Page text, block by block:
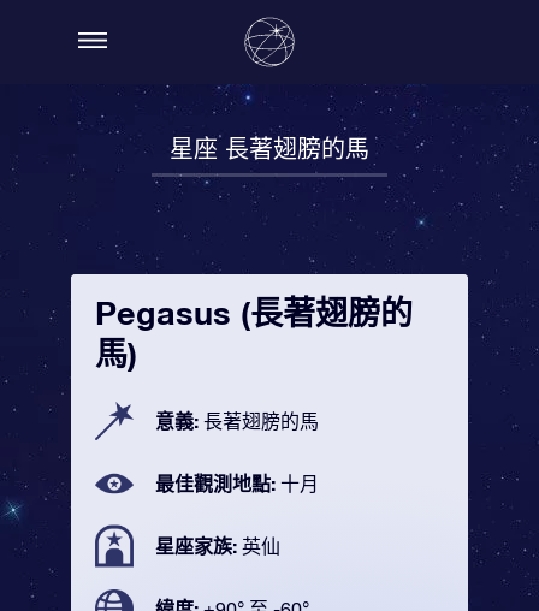
星座 長著翅膀的馬
Pegasus (長著翅膀的
馬)
意義: 長著翅膀的馬
最佳觀測地點: 十月
星座家族: 英仙